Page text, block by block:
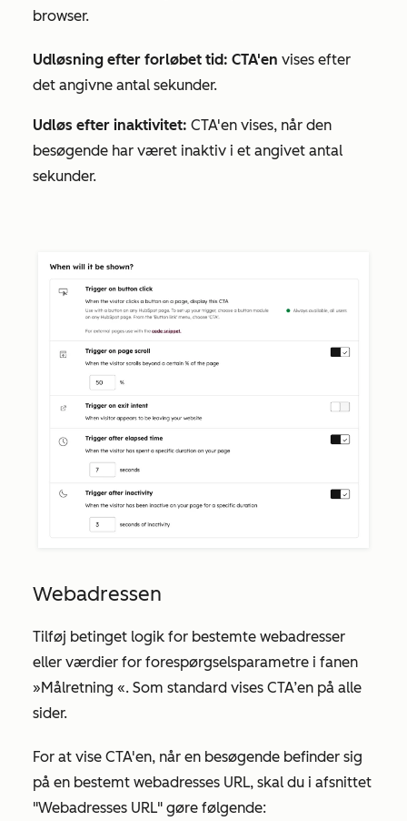
browser.
Udløsning efter forløbet tid: CTA'en vises efter
det angivne antal sekunder.
Udløs efter inaktivitet: CTA'en vises, når den
besøgende har været inaktiv i et angivet antal
sekunder.
Webadressen
Tilføj betinget logik for bestemte webadresser
eller værdier for forespørgselsparametre i fanen
»Målretning «. Som standard vises CTA’en på alle
sider.
For at vise CTA'en, når en besøgende befinder sig
på en bestemt webadresses URL, skal du i afsnittet
"Webadresses URL" gøre følgende: